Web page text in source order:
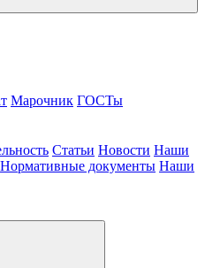
Марочник ГОСТы
Статьи Новости Наши
Нормативные документы Наши